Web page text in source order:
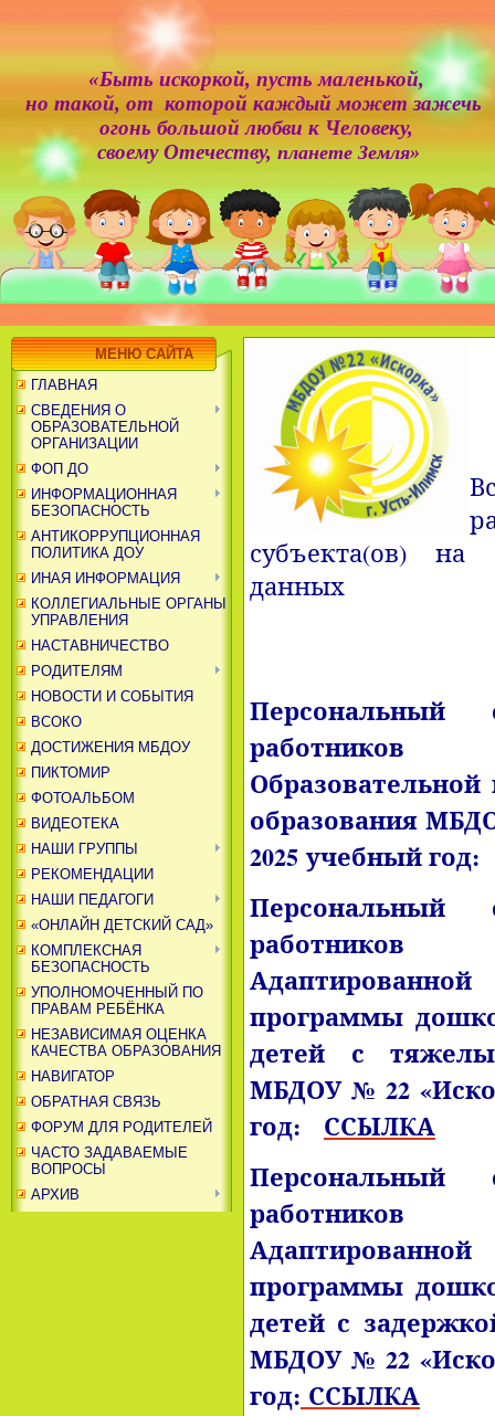
«Быть искоркой, пусть маленькой,
но такой, от которой каждый может зажечь
огонь большой любви к Человеку,
своему Отечеству, планете Земля»
МЕНЮ САЙТА
ГЛАВНАЯ
СВЕДЕНИЯ О
ОБРАЗОВАТЕЛЬНОЙ
ОРГАНИЗАЦИИ
ФОП ДО
ИНФОРМАЦИОННАЯ
БЕЗОПАСНОСТЬ
АНТИКОРРУПЦИОННАЯ
ПОЛИТИКА ДОУ
ИНАЯ ИНФОРМАЦИЯ
КОЛЛЕГИАЛЬНЫЕ ОРГАНЫ
УПРАВЛЕНИЯ
НАСТАВНИЧЕСТВО
РОДИТЕЛЯМ
НОВОСТИ И СОБЫТИЯ
ВСОКО
ДОСТИЖЕНИЯ МБДОУ
ПИКТОМИР
ФОТОАЛЬБОМ
ВИДЕОТЕКА
НАШИ ГРУППЫ
РЕКОМЕНДАЦИИ
НАШИ ПЕДАГОГИ
«ОНЛАЙН ДЕТСКИЙ САД»
КОМПЛЕКСНАЯ
БЕЗОПАСНОСТЬ
УПОЛНОМОЧЕННЫЙ ПО
ПРАВАМ РЕБЁНКА
НЕЗАВИСИМАЯ ОЦЕНКА
КАЧЕСТВА ОБРАЗОВАНИЯ
НАВИГАТОР
ОБРАТНАЯ СВЯЗЬ
ФОРУМ ДЛЯ РОДИТЕЛЕЙ
ЧАСТО ЗАДАВАЕМЫЕ
ВОПРОСЫ
АРХИВ
субъекта(ов) на
данных
Персональный
образования
2025 учебный год:
Персональный
программы
детей с
МБДОУ № 22
год: ССЫЛКА
Персональный
программы
детей с
МБДОУ № 22
год: ССЫЛКА